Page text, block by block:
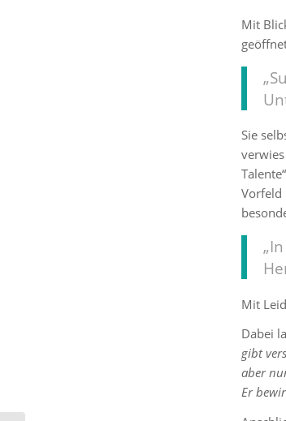
Mit
Sie
Vorfeld
Mit
Dabei
gibt
aber
Er